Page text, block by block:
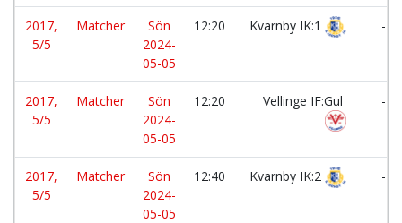
2017,
5/5
Matcher
Sön
2024-
05-05
12:20 Kvarnby IK:1 -
2017,
5/5
Matcher
Sön
2024-
05-05
12:20 Vellinge IF:Gul -
2017,
5/5
Matcher
Sön
2024-
05-05
12:40 Kvarnby IK:2 -